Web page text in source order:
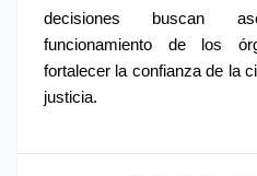
decisiones buscan
funcionamiento de los
fortalecer la confianza de la
justicia.